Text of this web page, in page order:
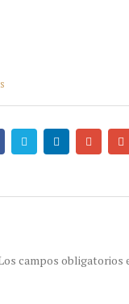
campos obligatorios